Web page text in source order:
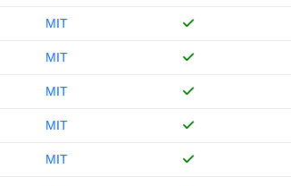
MIT
MIT
MIT
MIT
MIT